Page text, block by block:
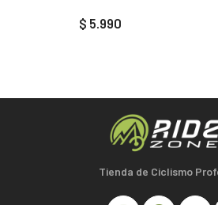
$ 5.990
Tienda de Ciclismo